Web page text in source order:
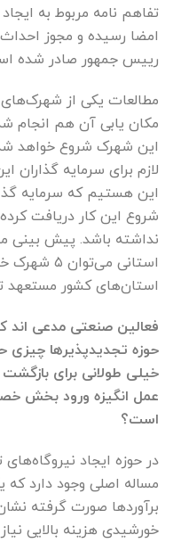
امضا رسیده و مجوز
رییس جمهور صادر شده
مطالعات یکی از
مکان یابی آن هم انجام
این شهرک شروع خواهد
لازم برای سرمایه گذاران
این هستیم که سرمایه
شروع این کار دریافت
نداشته باشد. پیش بینی
استانی
استان‌های کشور مستعهد
فعالین صنعتی مدعی اند
خیلی طولانی برای
عمل انگیزه ورود بخش
است؟
در حوزه ایجاد
مساله اصلی وجود دارد
برآورد‌ها صورت گرفته
خورشیدی هزینه بالایی